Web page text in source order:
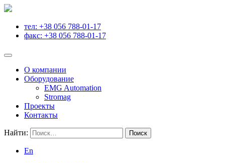
тел: +38 056 788-01-17
факс: +38 056 788-01-17
О компании
Оборудование
EMG Automation
Stromag
Проекты
Контакты
Найти:
En